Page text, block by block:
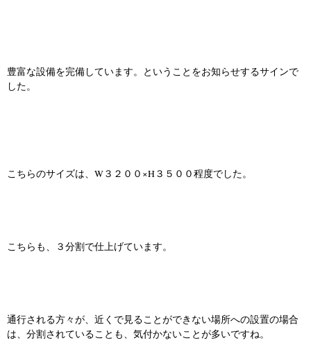
豊富な設備を完備しています。ということをお知らせするサインで
した。
こちらのサイズは、W３２００×H３５００程度でした。
こちらも、３分割で仕上げています。
通行される方々が、近くで見ることができない場所への設置の場合
は、分割されていることも、気付かないことが多いですね。